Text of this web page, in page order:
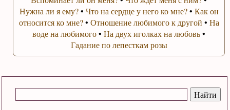
Нужна ли я ему?• Что на сердце у него ко мне?• Как он
относится ко мне?• Отношение любимого к другой • На
воде на любимого•На двух иголках на любовь•
Гадание по лепесткам розы